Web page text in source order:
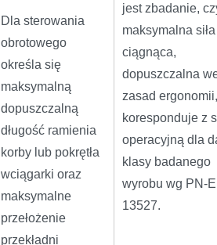
Dla sterowania
obrotowego
określa się
maksymalną
dopuszczalną
długość ramienia
korby lub pokrętła
wciągarki oraz
maksymalne
przełożenie
przekładni
jest zbadanie,
maksymalna siła
ciągnąca,
dopuszczalna
zasad ergonomii,
koresponduje z
operacyjną dla
klasy badanego
wyrobu wg PN-
13527.